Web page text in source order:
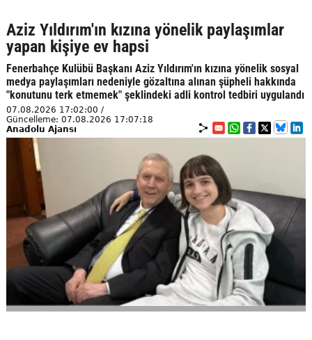
Aziz Yıldırım'ın kızına yönelik paylaşımlar
yapan kişiye ev hapsi
Fenerbahçe Kulübü Başkanı Aziz Yıldırım'ın kızına yönelik sosyal
medya paylaşımları nedeniyle gözaltına alınan şüpheli hakkında
"konutunu terk etmemek" şeklindeki adli kontrol tedbiri uygulandı
07.08.2026 17:02:00 /
Güncelleme: 07.08.2026 17:07:18
Anadolu Ajansı